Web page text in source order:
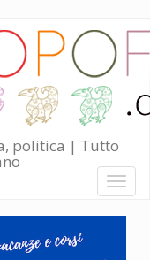
politica | Tutto
Toggle